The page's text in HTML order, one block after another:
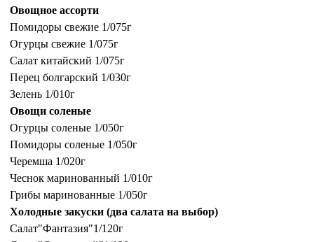
Овощное ассорти
Помидоры свежие 1/075г
Огурцы свежие 1/075г
Салат китайский 1/075г
Перец болгарский 1/030г
Зелень 1/010г
Овощи соленые
Огурцы соленые 1/050г
Помидоры соленые 1/050г
Черемша 1/020г
Чеснок маринованный 1/010г
Грибы маринованные 1/050г
Холодные закуски (два салата на выбор)
Салат"Фантазия"1/120г